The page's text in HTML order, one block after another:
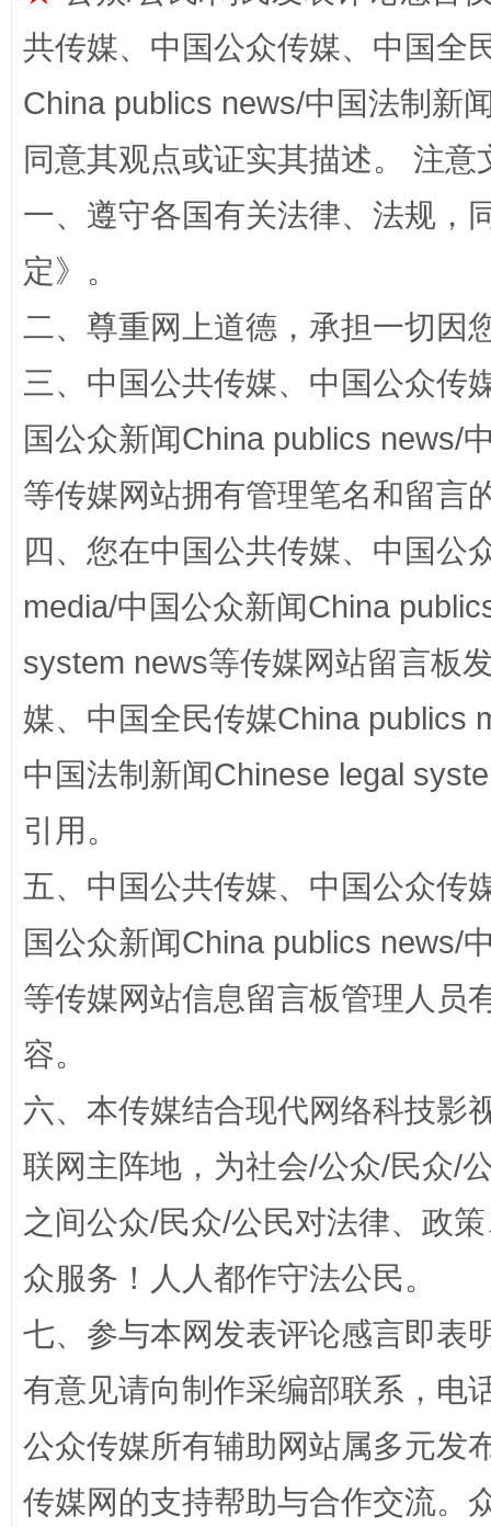
漫山遍野的桃花与雪山、麦地、白藏房
招工难、用工荒背后
网上购药对药下症？
共传媒、中国公众传媒、中国全
China publics news/中国法制新
同意其观点或证实其描述。 注
一、遵守各国有关法律、法规，
定》。
二、尊重网上道德，承担一切因
三、中国公共传媒、中国公众传
国公众新闻China publics news/
等传媒网站拥有管理笔名和留言
四、您在中国公共传媒、中国公
media/中国公众新闻China
system news等传媒网站留言板
媒、中国全民传媒China publics
中国法制新闻Chinese legal
引用。
五、中国公共传媒、中国公众传
国公众新闻China publics news/
等传媒网站信息留言板管理人员
容。
六、本传媒结合现代网络科技影
联网主阵地，为社会/公众/民众/
之间公众/民众/公民对法律、政
众服务！人人都作守法公民。
七、参与本网发表评论感言即表
有意见请向制作采编部联系，电
公众传媒所有辅助网站属多元发
传媒网的支持帮助与合作交流。